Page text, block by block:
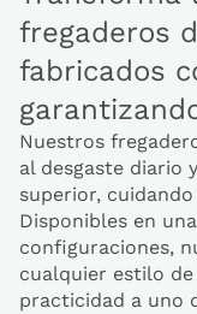
fregaderos
fabricados
Nuestros
al desgaste diario
superior,
Disponibles en
configuraciones,
cualquier estilo
practicidad a uno